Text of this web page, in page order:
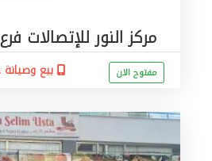
مركز النور للإتصالات
بيع مفتوح الان